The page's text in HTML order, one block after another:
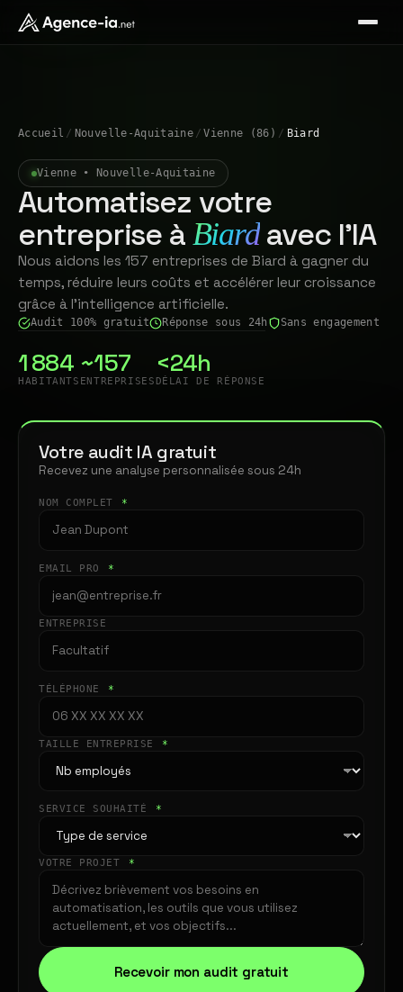
Accueil / Nouvelle-Aquitaine / Vienne (86) / Biard
Vienne • Nouvelle-Aquitaine
Automatisez votre
entreprise à Biardavec l'IA
Nous aidons les 157 entreprises de Biard à gagner du
temps, réduire leurs coûts et accélérer leur croissance
grâce à l'intelligence artificielle.
Audit 100% gratuit Réponse sous 24h Sans engagement
1 884
HABITANTS
~157
ENTREPRISES
<24h
DÉLAI DE RÉPONSE
Votre audit IA gratuit
Recevez une analyse personnalisée sous 24h
NOM COMPLET *
EMAIL PRO *
ENTREPRISE
TÉLÉPHONE *
TAILLE ENTREPRISE *
SERVICE SOUHAITÉ *
VOTRE PROJET *
Recevoir mon audit gratuit